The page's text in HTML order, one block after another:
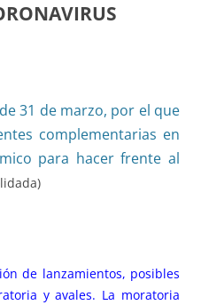
31 de marzo, por el que
complementarias en
para hacer frente al
de lanzamientos, posibles
y avales. La moratoria